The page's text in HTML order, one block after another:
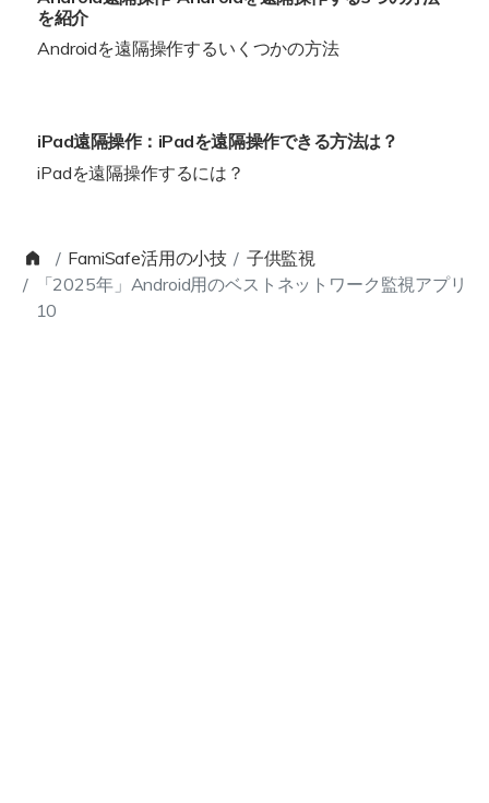
を紹介
Androidを遠隔操作するいくつかの方法
iPad遠隔操作：iPadを遠隔操作できる方法は？
iPadを遠隔操作するには？
FamiSafe活用の小技
子供監視
「2025年」Android用のベストネットワーク監視アプリ
10